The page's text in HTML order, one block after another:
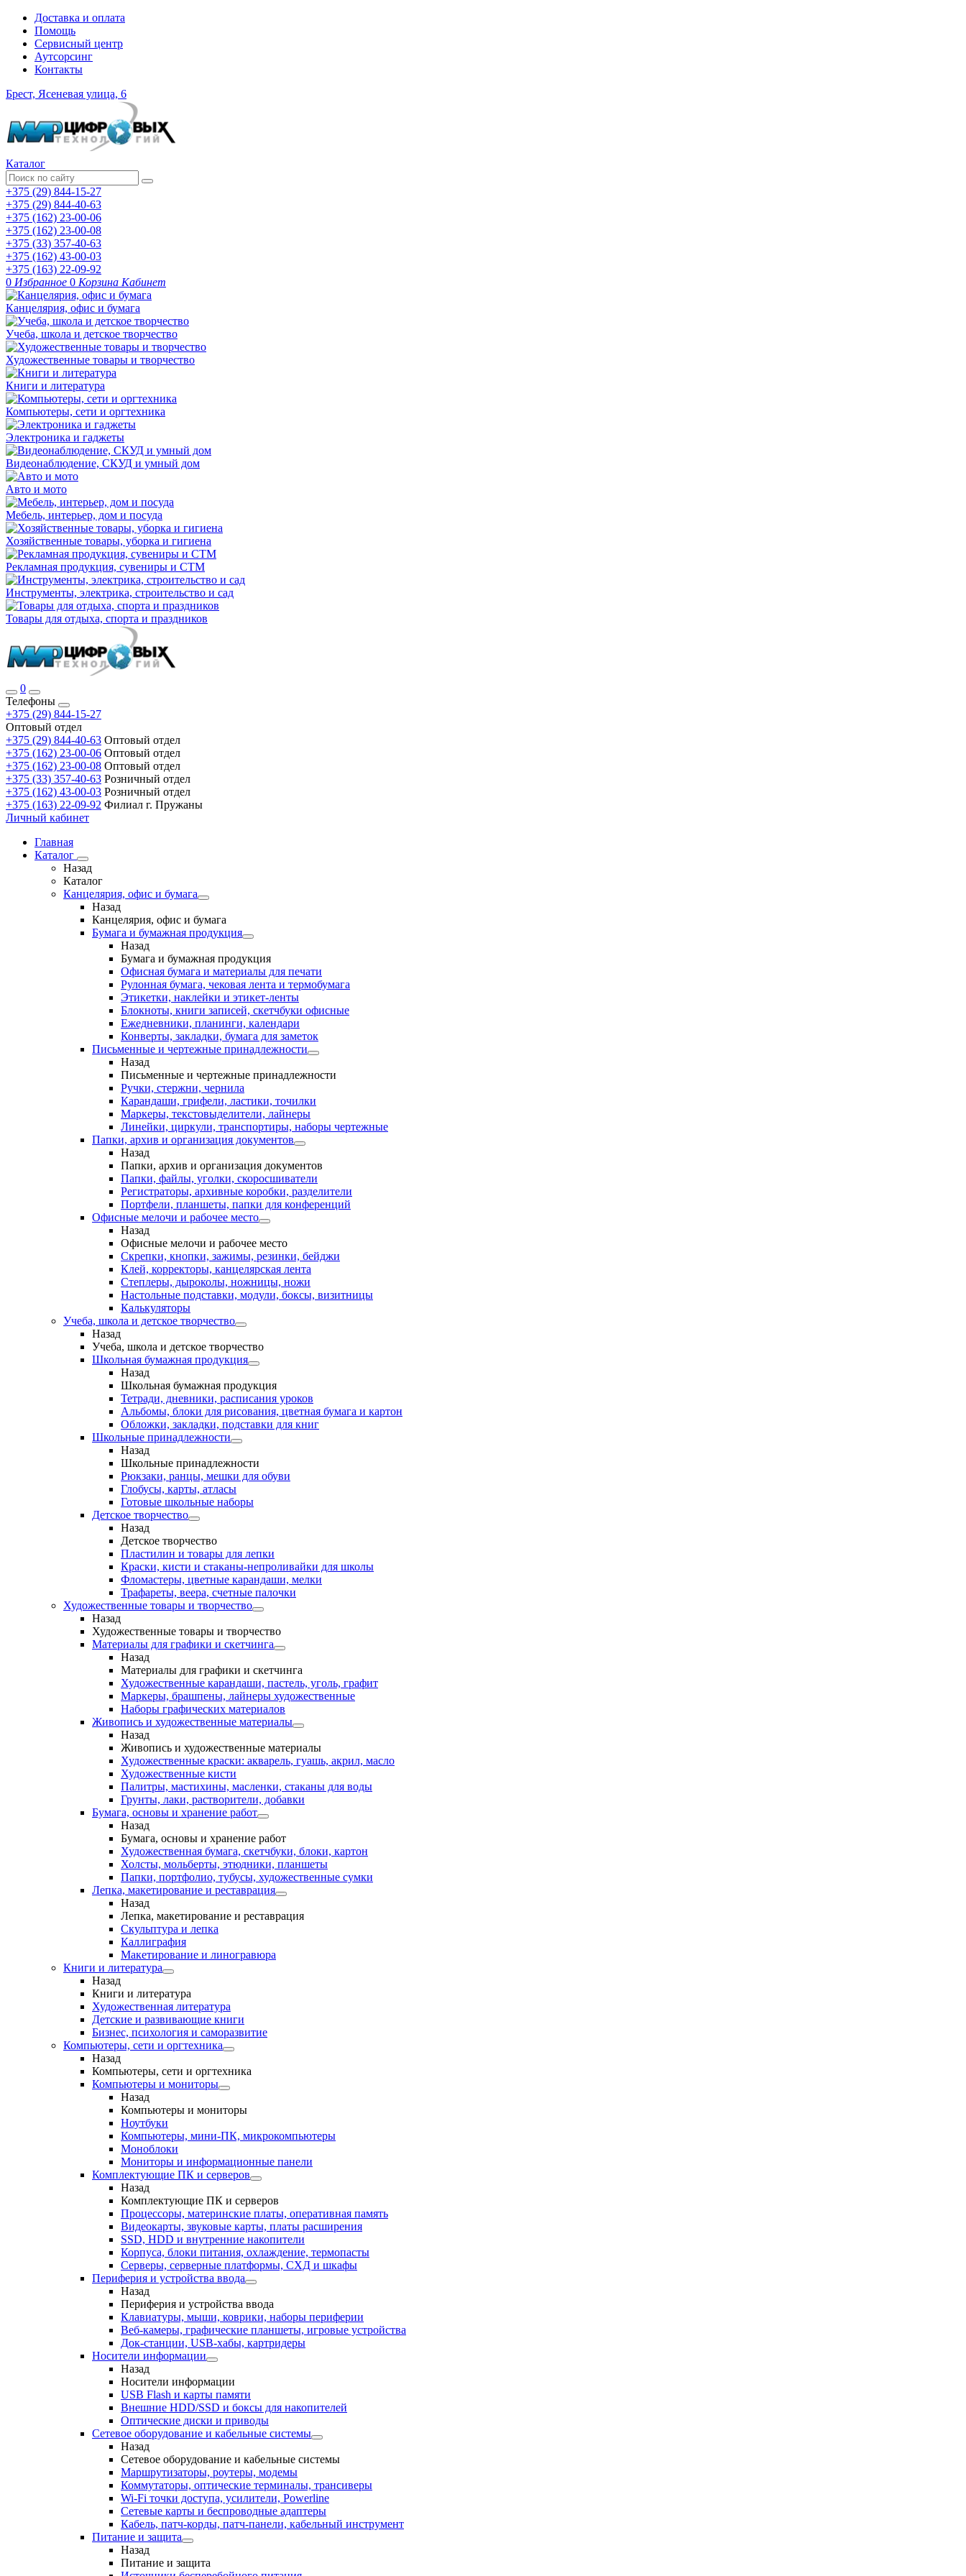
Доставка и оплата
Помощь
Сервисный центр
Аутсорсинг
Контакты
Брест, Ясеневая улица, 6
Каталог
+375 (29) 844-15-27
+375 (29) 844-40-63
+375 (162) 23-00-06
+375 (162) 23-00-08
+375 (33) 357-40-63
+375 (162) 43-00-03
+375 (163) 22-09-92
0 Избранное 0 Корзина Кабинет
Канцелярия, офис и бумага
Учеба, школа и детское творчество
Художественные товары и творчество
Книги и литература
Компьютеры, сети и оргтехника
Электроника и гаджеты
Видеонаблюдение, СКУД и умный дом
Авто и мото
Мебель, интерьер, дом и посуда
Хозяйственные товары, уборка и гигиена
Рекламная продукция, сувениры и СТМ
Инструменты, электрика, строительство и сад
Товары для отдыха, спорта и праздников
0
Телефоны
+375 (29) 844-15-27
Оптовый отдел
+375 (29) 844-40-63 Оптовый отдел
+375 (162) 23-00-06 Оптовый отдел
+375 (162) 23-00-08 Оптовый отдел
+375 (33) 357-40-63 Розничный отдел
+375 (162) 43-00-03 Розничный отдел
+375 (163) 22-09-92 Филиал г. Пружаны
Личный кабинет
Главная
Каталог
Назад
Каталог
Канцелярия, офис и бумага
Назад
Канцелярия, офис и бумага
Бумага и бумажная продукция
Назад
Бумага и бумажная продукция
Офисная бумага и материалы для печати
Рулонная бумага, чековая лента и термобумага
Этикетки, наклейки и этикет-ленты
Блокноты, книги записей, скетчбуки офисные
Ежедневники, планинги, календари
Конверты, закладки, бумага для заметок
Письменные и чертежные принадлежности
Назад
Письменные и чертежные принадлежности
Ручки, стержни, чернила
Карандаши, грифели, ластики, точилки
Маркеры, текстовыделители, лайнеры
Линейки, циркули, транспортиры, наборы чертежные
Папки, архив и организация документов
Назад
Папки, архив и организация документов
Папки, файлы, уголки, скоросшиватели
Регистраторы, архивные коробки, разделители
Портфели, планшеты, папки для конференций
Офисные мелочи и рабочее место
Назад
Офисные мелочи и рабочее место
Скрепки, кнопки, зажимы, резинки, бейджи
Клей, корректоры, канцелярская лента
Степлеры, дыроколы, ножницы, ножи
Настольные подставки, модули, боксы, визитницы
Калькуляторы
Учеба, школа и детское творчество
Назад
Учеба, школа и детское творчество
Школьная бумажная продукция
Назад
Школьная бумажная продукция
Тетради, дневники, расписания уроков
Альбомы, блоки для рисования, цветная бумага и картон
Обложки, закладки, подставки для книг
Школьные принадлежности
Назад
Школьные принадлежности
Рюкзаки, ранцы, мешки для обуви
Глобусы, карты, атласы
Готовые школьные наборы
Детское творчество
Назад
Детское творчество
Пластилин и товары для лепки
Краски, кисти и стаканы-непроливайки для школы
Фломастеры, цветные карандаши, мелки
Трафареты, веера, счетные палочки
Художественные товары и творчество
Назад
Художественные товары и творчество
Материалы для графики и скетчинга
Назад
Материалы для графики и скетчинга
Художественные карандаши, пастель, уголь, графит
Маркеры, брашпены, лайнеры художественные
Наборы графических материалов
Живопись и художественные материалы
Назад
Живопись и художественные материалы
Художественные краски: акварель, гуашь, акрил, масло
Художественные кисти
Палитры, мастихины, масленки, стаканы для воды
Грунты, лаки, растворители, добавки
Бумага, основы и хранение работ
Назад
Бумага, основы и хранение работ
Художественная бумага, скетчбуки, блоки, картон
Холсты, мольберты, этюдники, планшеты
Папки, портфолио, тубусы, художественные сумки
Лепка, макетирование и реставрация
Назад
Лепка, макетирование и реставрация
Скульптура и лепка
Каллиграфия
Макетирование и линогравюра
Книги и литература
Назад
Книги и литература
Художественная литература
Детские и развивающие книги
Бизнес, психология и саморазвитие
Компьютеры, сети и оргтехника
Назад
Компьютеры, сети и оргтехника
Компьютеры и мониторы
Назад
Компьютеры и мониторы
Ноутбуки
Компьютеры, мини-ПК, микрокомпьютеры
Моноблоки
Мониторы и информационные панели
Комплектующие ПК и серверов
Назад
Комплектующие ПК и серверов
Процессоры, материнские платы, оперативная память
Видеокарты, звуковые карты, платы расширения
SSD, HDD и внутренние накопители
Корпуса, блоки питания, охлаждение, термопасты
Серверы, серверные платформы, СХД и шкафы
Периферия и устройства ввода
Назад
Периферия и устройства ввода
Клавиатуры, мыши, коврики, наборы периферии
Веб-камеры, графические планшеты, игровые устройства
Док-станции, USB-хабы, картридеры
Носители информации
Назад
Носители информации
USB Flash и карты памяти
Внешние HDD/SSD и боксы для накопителей
Оптические диски и приводы
Сетевое оборудование и кабельные системы
Назад
Сетевое оборудование и кабельные системы
Маршрутизаторы, роутеры, модемы
Коммутаторы, оптические терминалы, трансиверы
Wi-Fi точки доступа, усилители, Powerline
Сетевые карты и беспроводные адаптеры
Кабель, патч-корды, патч-панели, кабельный инструмент
Питание и защита
Назад
Питание и защита